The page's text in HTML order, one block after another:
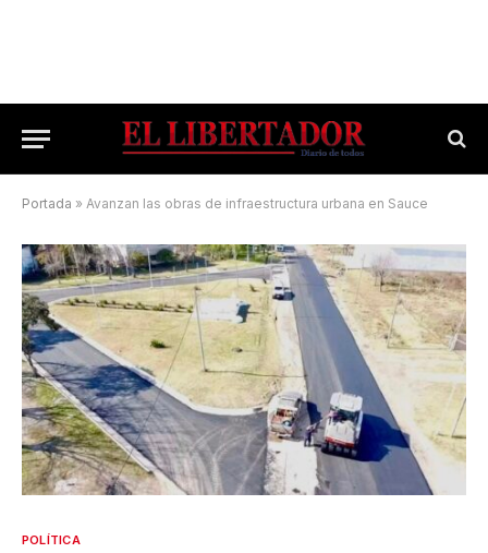
Portada » Avanzan las obras de infraestructura urbana en Sauce
POLÍTICA